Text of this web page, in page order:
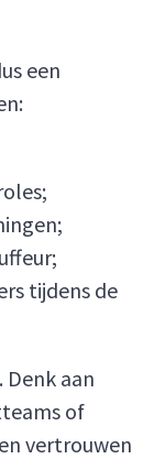
een
tijdens de
aan
of
vertrouwen